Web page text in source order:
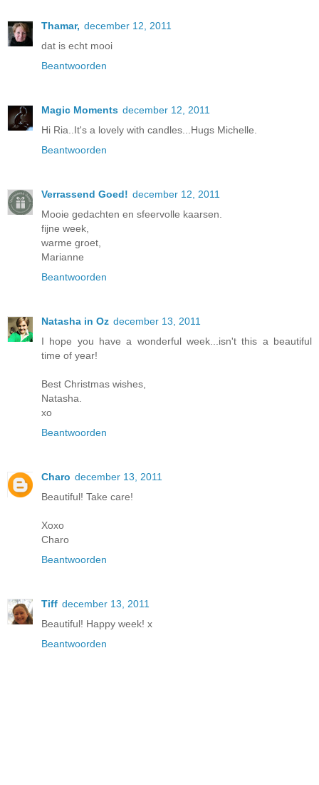
Thamar, december 12, 2011
dat is echt mooi
Beantwoorden
Magic Moments december 12, 2011
Hi Ria..It's a lovely with candles...Hugs Michelle.
Beantwoorden
Verrassend Goed! december 12, 2011
Mooie gedachten en sfeervolle kaarsen.
fijne week,
warme groet,
Marianne
Beantwoorden
Natasha in Oz december 13, 2011
I hope you have a wonderful week...isn't this a beautiful
time of year!
Best Christmas wishes,
Natasha.
xo
Beantwoorden
Charo december 13, 2011
Beautiful! Take care!
Xoxo
Charo
Beantwoorden
Tiff december 13, 2011
Beautiful! Happy week! x
Beantwoorden